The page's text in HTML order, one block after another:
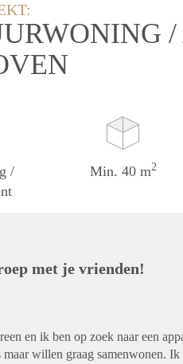
/
Min. 40 m2
met je vrienden!
en ik ben op zoek naar een
maar willen graag samenwonen.